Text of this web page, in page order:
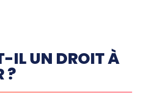
IL UN DROIT À
?